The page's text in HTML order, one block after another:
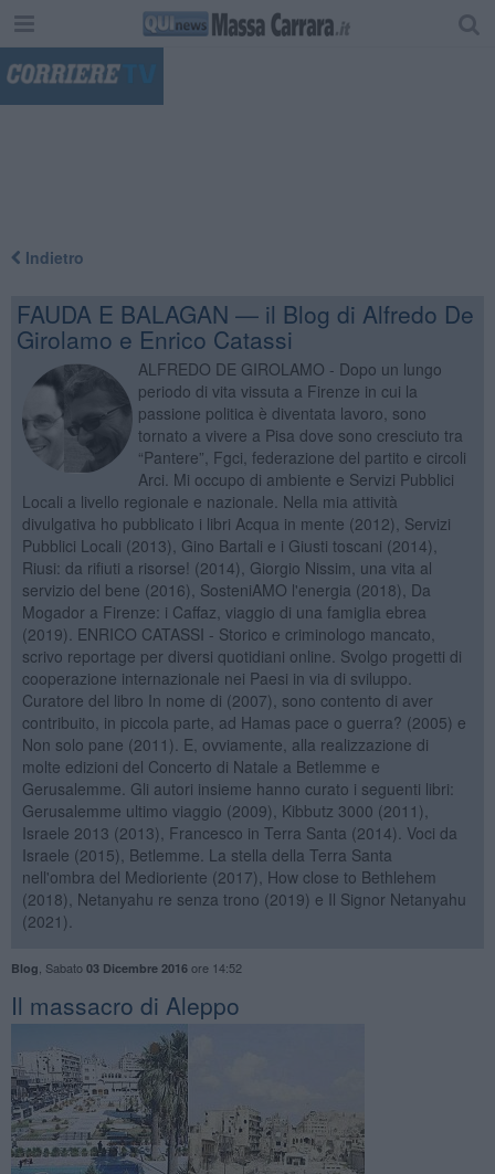
Indietro
FAUDA E BALAGAN — il Blog di Alfredo De
Girolamo e Enrico Catassi
ALFREDO DE GIROLAMO - Dopo un lungo
periodo di vita vissuta a Firenze in cui la
passione politica è diventata lavoro, sono
tornato a vivere a Pisa dove sono cresciuto tra
“Pantere”, Fgci, federazione del partito e circoli
Arci. Mi occupo di ambiente e Servizi Pubblici
Locali a livello regionale e nazionale. Nella mia attività
divulgativa ho pubblicato i libri Acqua in mente (2012), Servizi
Pubblici Locali (2013), Gino Bartali e i Giusti toscani (2014),
Riusi: da rifiuti a risorse! (2014), Giorgio Nissim, una vita al
servizio del bene (2016), SosteniAMO l'energia (2018), Da
Mogador a Firenze: i Caffaz, viaggio di una famiglia ebrea
(2019). ENRICO CATASSI - Storico e criminologo mancato,
scrivo reportage per diversi quotidiani online. Svolgo progetti di
cooperazione internazionale nei Paesi in via di sviluppo.
Curatore del libro In nome di (2007), sono contento di aver
contribuito, in piccola parte, ad Hamas pace o guerra? (2005) e
Non solo pane (2011). E, ovviamente, alla realizzazione di
molte edizioni del Concerto di Natale a Betlemme e
Gerusalemme. Gli autori insieme hanno curato i seguenti libri:
Gerusalemme ultimo viaggio (2009), Kibbutz 3000 (2011),
Israele 2013 (2013), Francesco in Terra Santa (2014). Voci da
Israele (2015), Betlemme. La stella della Terra Santa
nell'ombra del Medioriente (2017), How close to Bethlehem
(2018), Netanyahu re senza trono (2019) e Il Signor Netanyahu
(2021).
Blog Sabato 03 Dicembre 2016ore 14:52
Il massacro di Aleppo